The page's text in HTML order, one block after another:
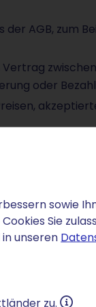
sowie
Sie
in unseren
zu.
AGB, zum
Vertrag
oder
den
vom Gesetz
Streitfall